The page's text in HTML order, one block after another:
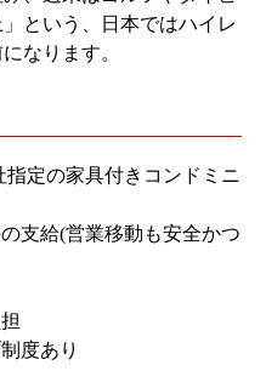
という、日本ではハイレ
なります。
定の家具付きコンドミニ
支給(営業移動も安全かつ
度あり